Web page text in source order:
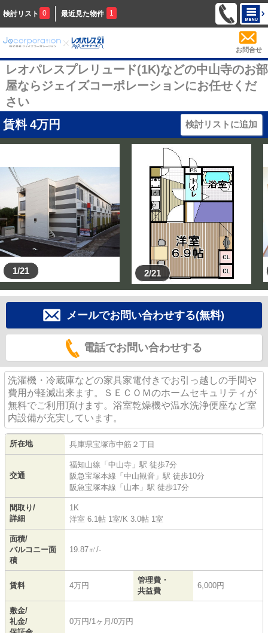
検討リスト 0 最近見た物件 1
お問合せ
レオパレスプレリュード(1K)などの中山寺のお部
屋ならジェイズコーポレーションにお任せくだ
さい
賃料 4万円 検討リストに追加
1/21 2/21
メールでお問い合わせする(無料)
電話でお問い合わせする
洗濯機・冷蔵庫などの家具家電付きでお引っ越しの手間や
費用が軽減出来ます。ＳＥＣＯＭのホームセキュリティが
無料でご利用頂けます。浴室乾燥機や温水洗浄便座など室
内設備が充実しています。
所在地 兵庫県宝塚市中筋 ２丁目
交通
福知山線 「 中山寺 」駅 徒歩7分
阪急宝塚本線 「 中山観音 」駅 徒歩10分
阪急宝塚本線 「 山本 」駅 徒歩17分
間取り/
詳細
1K
洋室 6.1帖 1室/K 3.0帖 1室
面積/
バルコニー面
積
19.87㎡/-
賃料 4万円
管理費・
共益費
6,000円
敷金/
礼金/
0万円/1ヶ月/0万円